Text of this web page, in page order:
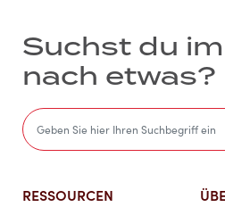
Suchst du
nach etwas?
RESSOURCEN